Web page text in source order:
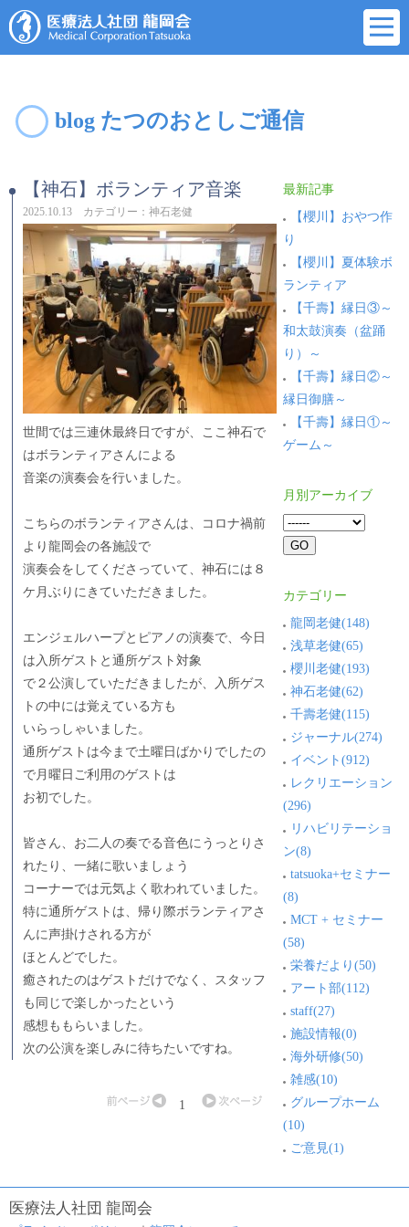
blog たつのおとしご通信
【神石】ボランティア音楽
2025.10.13 カテゴリー：神石老健
世間では三連休最終日ですが、ここ神石で
はボランティアさんによる
音楽の演奏会を行いました。
こちらのボランティアさんは、コロナ禍前
より龍岡会の各施設で
演奏会をしてくださっていて、神石には８
ケ月ぶりにきていただきました。
エンジェルハープとピアノの演奏で、今日
は入所ゲストと通所ゲスト対象
で２公演していただきましたが、入所ゲス
トの中には覚えている方も
いらっしゃいました。
通所ゲストは今まで土曜日ばかりでしたの
で月曜日ご利用のゲストは
お初でした。
皆さん、お二人の奏でる音色にうっとりさ
れたり、一緒に歌いましょう
コーナーでは元気よく歌われていました。
特に通所ゲストは、帰り際ボランティアさ
んに声掛けされる方が
ほとんどでした。
癒されたのはゲストだけでなく、スタッフ
も同じで楽しかったという
感想ももらいました。
次の公演を楽しみに待ちたいですね。
1
最新記事
【櫻川】おやつ作
り
【櫻川】夏体験ボ
ランティア
【千壽】縁日③～
和太鼓演奏（盆踊
り）～
【千壽】縁日②～
縁日御膳～
【千壽】縁日①～
ゲーム～
月別アーカイブ
カテゴリー
龍岡老健(148)
浅草老健(65)
櫻川老健(193)
神石老健(62)
千壽老健(115)
ジャーナル(274)
イベント(912)
レクリエーション
(296)
リハビリテーショ
ン(8)
tatsuoka+セミナー
(8)
MCT + セミナー
(58)
栄養だより(50)
アート部(112)
staff(27)
施設情報(0)
海外研修(50)
雑感(10)
グループホーム
(10)
ご意見(1)
医療法人社団 龍岡会